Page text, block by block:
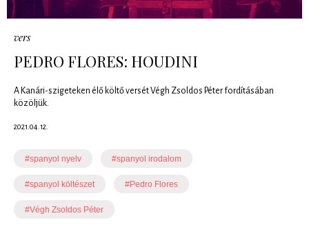
vers
PEDRO FLORES: HOUDINI
A Kanári-szigeteken élő költő versét Végh Zsoldos Péter fordításában
közöljük.
2021.04.12.
#spanyol nyelv #spanyol irodalom
#spanyol költészet #Pedro Flores
#Végh Zsoldos Péter